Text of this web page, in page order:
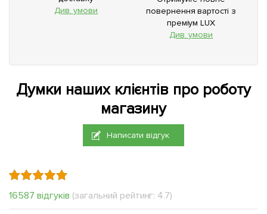
Див. умови
повернення вартості з
преміум LUX
Див. умови
Думки наших клієнтів про роботу
магазину
Написати відгук
16587 відгуків (загальний рейтинг: 4.7)